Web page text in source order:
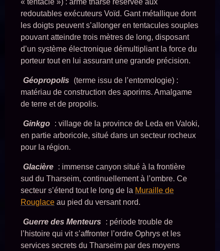
redoutables exécuteurs Voïd. Gant métallique dont
les doigts peuvent s’allonger en tentacules souples
pouvant atteindre trois mètres de long, disposant
d’un système électronique démultipliant la force du
porteur tout en lui assurant une grande précision.
Géopropolis
(terme issu de l’entomologie) :
matériau de construction des aporims. Amalgame
de terre et de propolis.
Ginkgo
: village de la province de Leda en Valoki,
en partie arboricole, situé dans un secteur rocheux
pour la région.
Glacière
: immense canyon situé à la frontière
sud du Tharseim, continuellement à l’ombre. Ce
secteur s’étend tout le long de la Muraille de
Rouglace au pied du versant nord.
Guerre des Menteurs
: période trouble de
l’histoire qui vit s’affronter l’ordre Ophrys et les
services secrets du Tharseim par des moyens